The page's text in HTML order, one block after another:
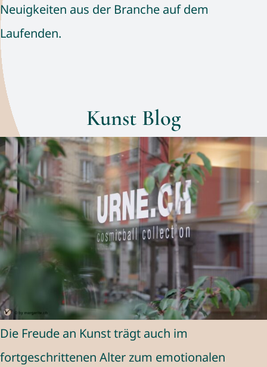
Neuigkeiten aus der Branche auf dem
Laufenden.
Kunst Blog
Die Freude an Kunst trägt auch im
fortgeschrittenen Alter zum emotionalen